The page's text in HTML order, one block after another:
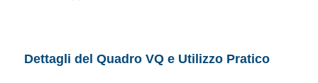
Dettagli del Quadro VQ e Utilizzo Pratico